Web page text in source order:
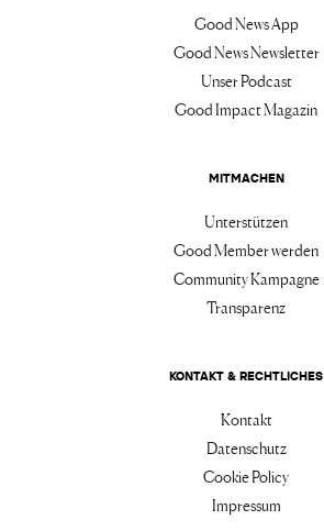
Good News App
Good News Newsletter
Unser Podcast
Good Impact Magazin
MITMACHEN
Unterstützen
Good Member werden
Community Kampagne
Transparenz
KONTAKT & RECHTLICHES
Kontakt
Datenschutz
Cookie Policy
Impressum